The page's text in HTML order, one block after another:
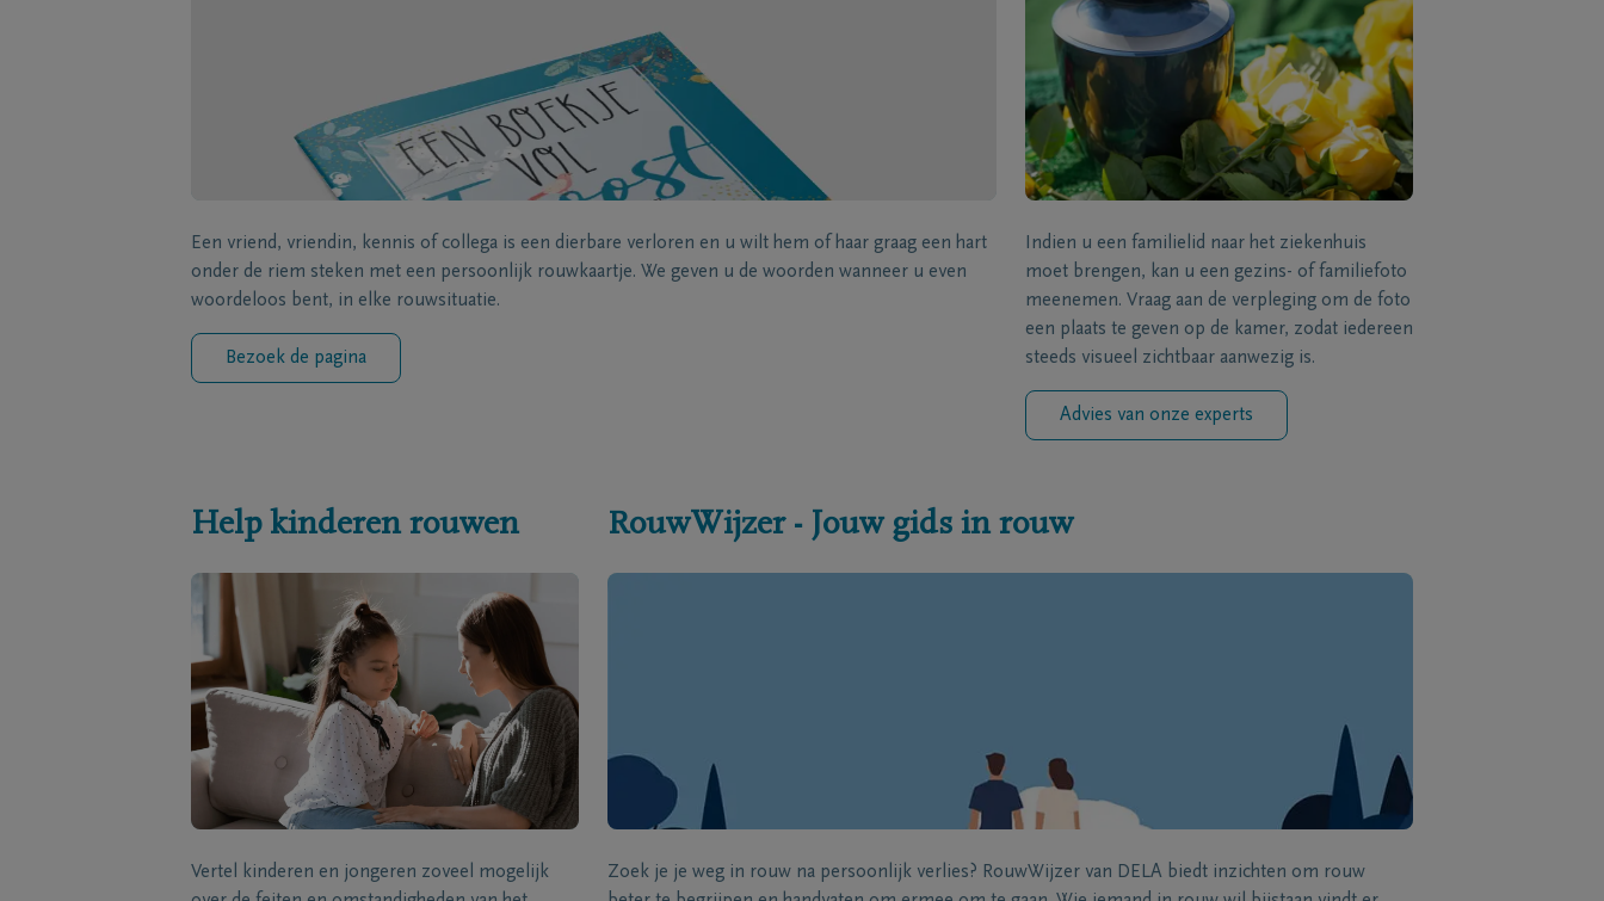
Een vriend, vriendin, kennis of collega is een dierbare verloren en u wilt hem of haar graag een hart
onder de riem steken met een persoonlijk rouwkaartje. We geven u de woorden wanneer u even
woordeloos bent, in elke rouwsituatie.
Bezoek de pagina
Indien u een familielid naar het ziekenhuis
moet brengen, kan u een gezins- of familiefoto
meenemen. Vraag aan de verpleging om de foto
een plaats te geven op de kamer, zodat iedereen
steeds visueel zichtbaar aanwezig is.
Advies van onze experts
Help kinderen rouwen
Vertel kinderen en jongeren zoveel mogelijk
RouwWijzer - Jouw gids in rouw
Zoek je je weg in rouw na persoonlijk verlies? RouwWijzer van DELA biedt inzichten om rouw